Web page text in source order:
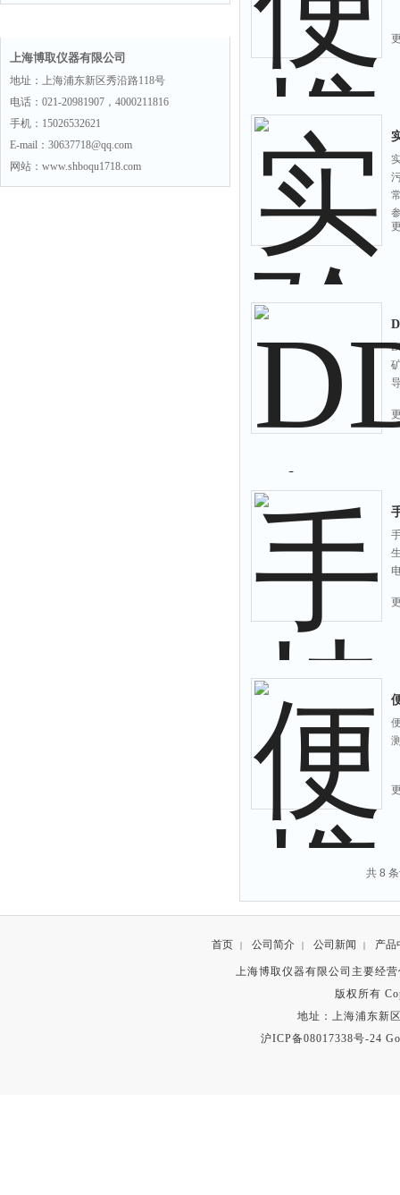
上海博取仪器有限公司
地址：上海浦东新区秀沿路118号
电话：021-20981907，4000211816
手机：15026532621
E-mail：30637718@qq.com
网站：www.shboqu1718.com
共 8
首页 | 公司简介 | 公司新闻 | 产品
上海博取仪器有限公司主要经
版权所有
地址：上海浦东新
沪ICP备08017338号-24